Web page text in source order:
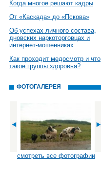
Когда многое решают кадры
От «Каскада» до «Пскова»
Об успехах личного состава,
дновских наркоторговцах и
интернет-мошенниках
Как проходит медосмотр и что
такое группы здоровья?
ФОТОГАЛЕРЕЯ
смотреть все фотографии